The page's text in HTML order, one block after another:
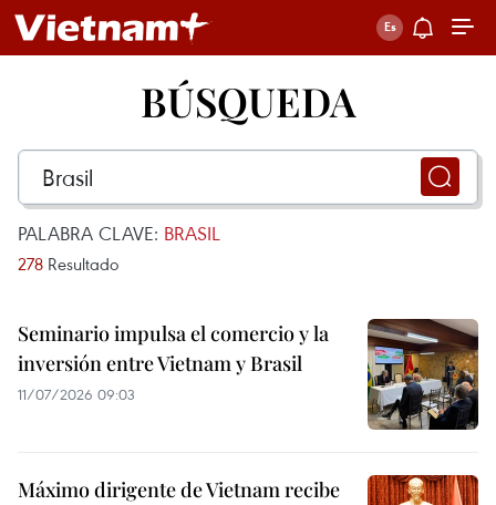
BÚSQUEDA
PALABRA CLAVE: BRASIL
278 Resultado
Seminario impulsa el comercio y la
inversión entre Vietnam y Brasil
11/07/2026 09:03
Máximo dirigente de Vietnam recibe